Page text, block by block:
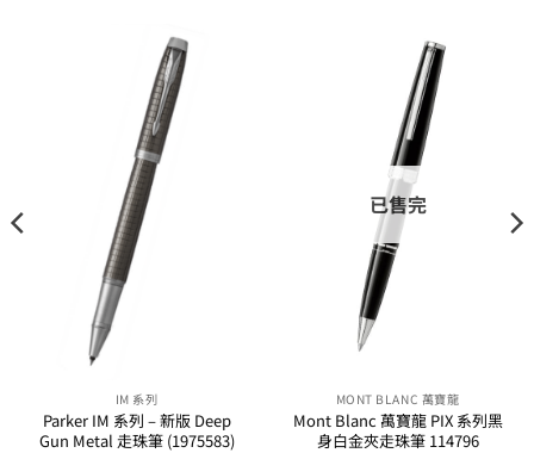
IM 系列
Parker IM 系列 – 新版 Deep
Gun Metal 走珠筆 (1975583)
已售完
MONT BLANC 萬寶龍
Mont Blanc 萬寶龍 PIX 系列黑
身白金夾走珠筆 114796